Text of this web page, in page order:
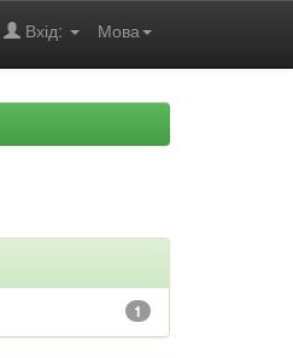
Мова
Вхід:
1